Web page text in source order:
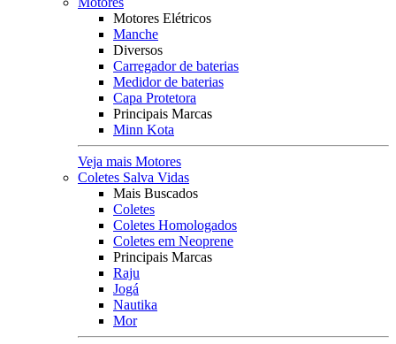
Motores Elétricos
Manche
Diversos
Carregador de baterias
Medidor de baterias
Capa Protetora
Principais Marcas
Minn Kota
Veja mais Motores
Coletes Salva Vidas
Mais Buscados
Coletes
Coletes Homologados
Coletes em Neoprene
Principais Marcas
Raju
Jogá
Nautika
Mor